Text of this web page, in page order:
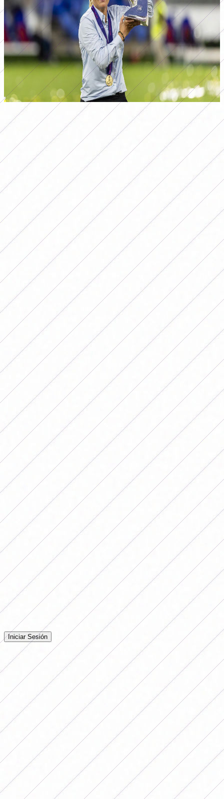
Sarina Wiegman fue galardonada como mejor DT de fútbol femenino del mundo
en la Gala del Balón de Oro 2025. (Foto: EFE)
A partir de esta decisión, será obligatorioque clubes y
selecciones cuenten con al menos una mujer en un
puesto clave del cuerpo técnico. Además, también se
exige que al menos un miembro del personal médico sea
mujer y que al menos dos de los oficiales sentados en el
banco del equipo sean mujeres.
La primera competencia oficial en la que tomará vigencia
esta normativa será este año en la Copa Mundial
Femenina Sub 20, que se desarrollará del 5 al 27 de
septiembre en Polonia.
Además, se confirmó que esta reglamentación
se
aplicará en la edición 2027 de la Copa Mundial
Femenina que se llevará a cabo en Brasil.
"Hoy en día no disponemos de suficientes entrenadoras.
Debemos redoblar esfuerzos para potenciar el cambio
y crear estructuras claras, ampliar las oportunidades
e incrementar la visibilidad de las mujeres en los
banquillos" , aseguró la directora general de fútbol de la
FIFA, Jill Ellis.
Por otra parte, se informó que como parte de la
Estrategia de Fútbol Femenino, la FIFA desarrollará una
serie de programas que apuntan directamente a la
formación, el acompañamiento y las oportunidades de
crecimiento del fútbol femenino con los programas de
mentoría, tanto a nivel nacional como internacional, y las
becas de formación para entrenadoras.
Cabe destacar que en el Mundial Femenino 2023,
solamente 12 de las 32 selecciones participantes
tuvieron entrenadoras mujeres en sus bancos de
suplentes.
Comentarios
Iniciá sesión para dejar tu comentario en la nota.
Iniciar Sesión
Todavía no hay comentarios. ¡Sé el primero en opinar!
Publicidad